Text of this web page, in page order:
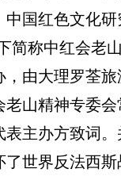
中国红色文化
简称中红会老
，由大理罗荃
老山精神专委
表主办方致词
了世界反法西斯